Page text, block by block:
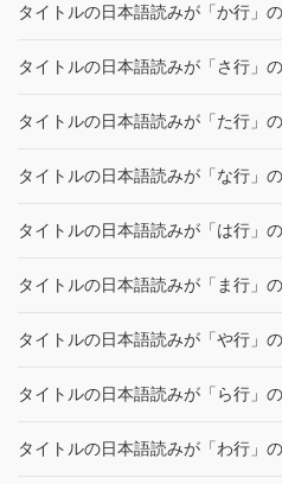
タイトルの日本語読みが「か行」
タイトルの日本語読みが「さ行」
タイトルの日本語読みが「た行」
タイトルの日本語読みが「な行」
タイトルの日本語読みが「は行」
タイトルの日本語読みが「ま行」
タイトルの日本語読みが「や行」
タイトルの日本語読みが「ら行」
タイトルの日本語読みが「わ行」